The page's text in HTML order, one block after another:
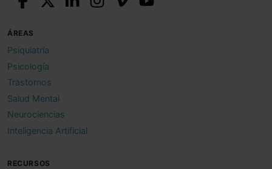
ÁREAS
Psiquiatría
Psicología
Trastornos
Salud Mental
Neurociencias
Inteligencia Artificial
RECURSOS